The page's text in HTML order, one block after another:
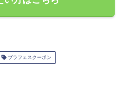
ブラフェスクーポン